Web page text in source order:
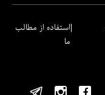
استفاده از مطالب
ما